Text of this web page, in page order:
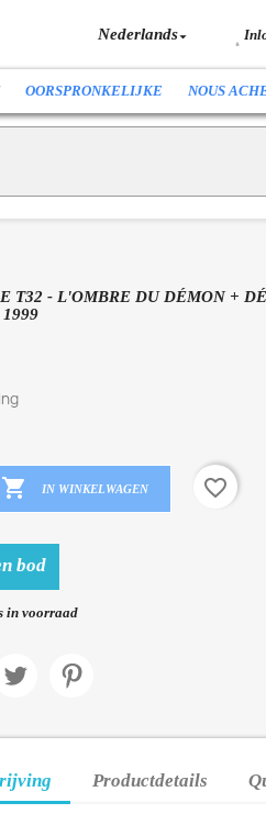
Nederlands 
OORSPRONKELIJKE NOUS
T32 - L'OMBRE DU DÉMON +
 IN WINKELWAGEN favorite_border
bod
in voorraad
Productdetails